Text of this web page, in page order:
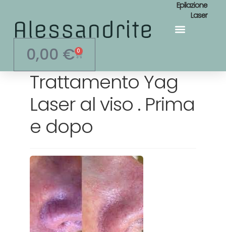
Epilazione
Laser
0,00 € 0
Trattamento Yag
Laser al viso . Prima
e dopo